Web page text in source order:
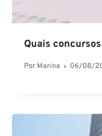
Quais
Por Marina 06/08/